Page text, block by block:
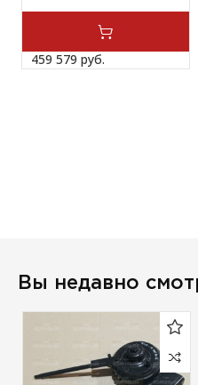
459 579 руб.
Вы недавно